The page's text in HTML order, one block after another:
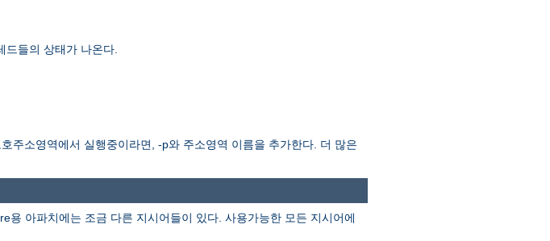
들의 상태가 나온다.
주소영역에서 실행중이라면, -p와 주소영역 이름을 추가한다. 더 많은
아파치에는 조금 다른 지시어들이 있다. 사용가능한 모든 지시어에